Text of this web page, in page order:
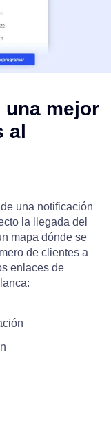
mejor
al
una notificación
la llegada del
mapa dónde se
de clientes a
enlaces de